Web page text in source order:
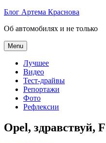
Skip
content
Блог Артема Краснова
Об автомобилях и не только
Menu
Лучшее
Видео
Тест-драйвы
Репортажи
Фото
Рефлексии
Opel,